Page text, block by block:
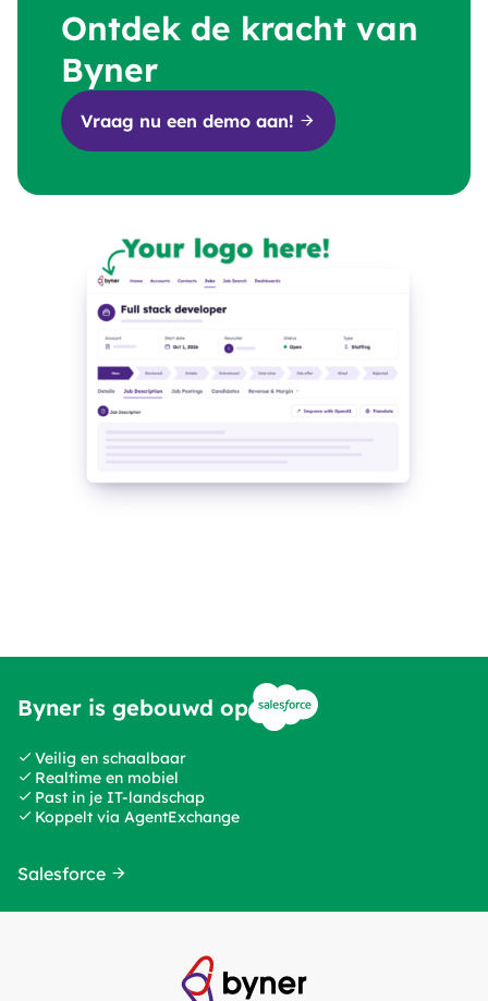
Ontdek de kracht van
Byner
Vraag nu een demo aan!
Byner is gebouwd op
Salesforce
Veilig en schaalbaar
Realtime en mobiel
Past in je IT-landschap
Koppelt via AgentExchange